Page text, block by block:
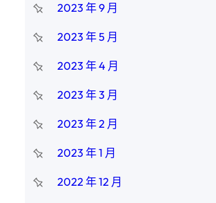
2023 年 9 月
2023 年 5 月
2023 年 4 月
2023 年 3 月
2023 年 2 月
2023 年 1 月
2022 年 12 月